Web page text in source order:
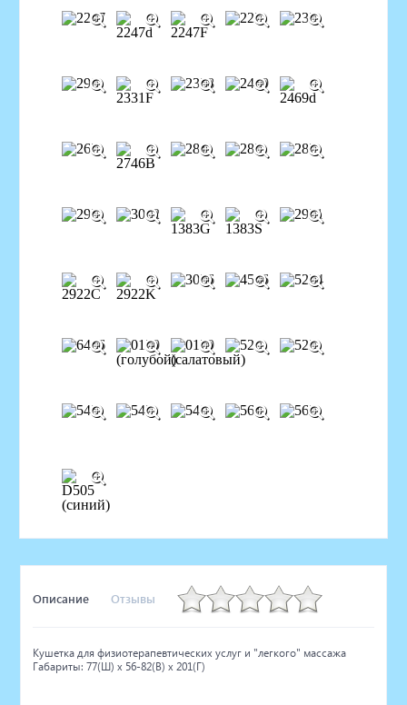
Описание Отзывы
Кушетка для физиотерапевтических услуг и "легкого" массажа
Габариты: 77(Ш) x 56-82(В) x 201(Г)